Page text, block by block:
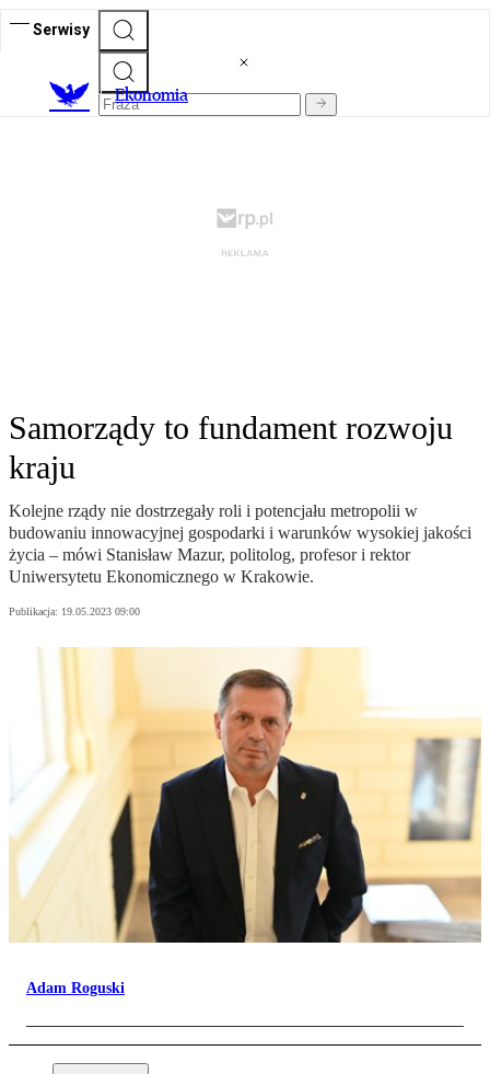
Serwisy
Ekonomia
Samorządy to fundament rozwoju
kraju
Kolejne rządy nie dostrzegały roli i potencjału metropolii w
budowaniu innowacyjnej gospodarki i warunków wysokiej jakości
życia – mówi Stanisław Mazur, politolog, profesor i rektor
Uniwersytetu Ekonomicznego w Krakowie.
Publikacja: 19.05.2023 09:00
Adam Roguski